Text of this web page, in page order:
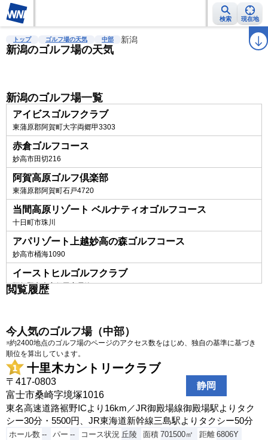
検索 現在地
雨雲レーダー 台風情報 地震情報 ラ
トップ ゴルフ場の天気 中部 新潟
新潟のゴルフ場の天気
新潟のゴルフ場一覧
アイビスゴルフクラブ
東蒲原郡阿賀町大字両郷甲3303
赤倉ゴルフコース
妙高市田切216
阿賀高原ゴルフ倶楽部
東蒲原郡阿賀町石戸4720
当間高原リゾート ベルナティオゴルフコース
十日町市珠川
アパリゾート上越妙高の森ゴルフコース
妙高市桶海1090
イーストヒルゴルフクラブ
阿賀野市大字保田字長峰5107-7
糸魚川カントリークラブ
糸魚川市大字蓮台寺1550
越後ゴルフ倶楽部
魚沼市東中785
小千谷カントリークラブ
小千谷市大字坪野1231
柏崎カントリークラブ
閲覧履歴
今人気のゴルフ場（中部）
※約2400地点のゴルフ場のページのアクセス数をはじめ、独自の基準に基づき
順位を算出しています。
十里木カントリークラブ
静岡
〒417-0803
富士市桑崎字境塚1016
東名高速道路裾野ICより16km／JR御殿場線御殿場駅よりタク
シー30分・5500円、JR東海道新幹線三島駅よりタクシー50分
ホール数 -- パー -- コース状況 丘陵 面積 701500㎡ 距離 6806Y